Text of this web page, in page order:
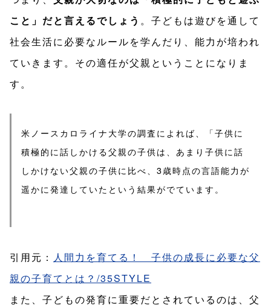
こと」だと言えるでしょう 。子どもは遊びを通して
社会生活に必要なルールを学んだり、能力が培われ
ていきます。その適任が父親ということになりま
す。
米ノースカロライナ大学の調査によれば、「子供に
積極的に話しかける父親の子供は、あまり子供に話
しかけない父親の子供に比べ、3歳時点の言語能力が
遥かに発達していたという結果がでています。
引用元： 人間力を育てる！ 子供の成長に必要な父
親の子育てとは？/35STYLE
また、子どもの発育に重要だとされているのは、父